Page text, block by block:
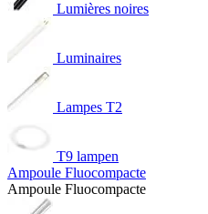
Lumières noires
Luminaires
Lampes T2
T9 lampen
Ampoule Fluocompacte
Ampoule Fluocompacte